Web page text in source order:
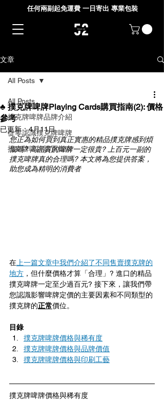
任何兩副起免運費 一日寄出 專業包裝
文章
All Posts
撲克牌啤牌品牌介紹
從零認識撲克牌啤牌
撲克牌啤牌購買指南
All Posts
♣ 撲克牌啤牌Playing Cards購買指南(2): 價格
參考
已更新：4月11日
您正為如何買到真正實惠的精品撲克牌感到煩
惱嗎? 高品質的啤牌一定很貴? 上百元一副的
撲克啤牌真的合理嗎? 本文將為您提供答案，
助您成為精明的消費者
在 上一篇文章中我們介紹了不同售賣撲克牌的
地方 ，但什麼價格才算「合理」? 進口的精品
撲克啤牌一定至少過百元? 接下來，讓我們帶
您認識影響啤牌定價的主要因素和不同類型的
撲克牌的正常價位。
目錄
撲克牌啤牌價格與稀有度
撲克牌啤牌價格與品牌價值
撲克牌啤牌價格與印刷工藝
撲克牌啤牌價格與稀有度